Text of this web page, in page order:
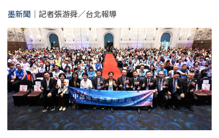
墨新聞 ｜記者張游舜／台北報導